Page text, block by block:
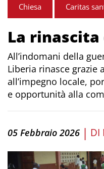
Chiesa Caritas
La
All’indomani della
Liberia rinasce grazie
all’impegno locale,
e opportunità alla
05 Febbraio 2026 | DI